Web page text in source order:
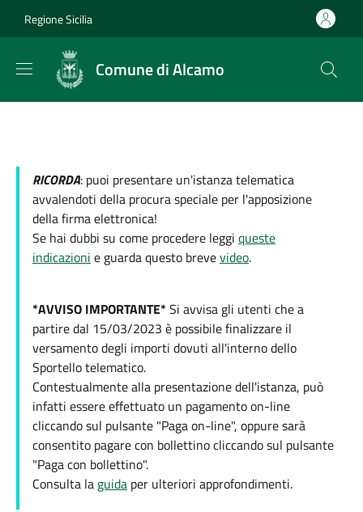
Regione Sicilia
Comune di Alcamo
RICORDA: puoi presentare un'istanza telematica
avvalendoti della procura speciale per l'apposizione
della firma elettronica!
Se hai dubbi su come procedere leggi queste
indicazioni e guarda questo brevevideo.
*AVVISO IMPORTANTE*Si avvisa gli utenti che a
partire dal 15/03/2023 è possibile finalizzare il
versamento degli importi dovuti all'interno dello
Sportello telematico.
Contestualmente alla presentazione dell'istanza, può
infatti essere effettuato un pagamento on-line
cliccando sul pulsante "Paga on-line", oppure sarà
consentito pagare con bollettino cliccando sul pulsante
"Paga con bollettino".
Consulta la guida per ulteriori approfondimenti.